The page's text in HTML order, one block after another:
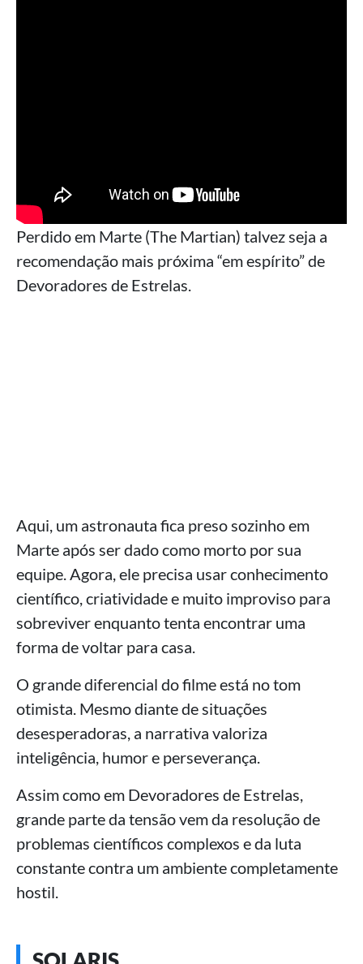
Perdido em Marte (The Martian) talvez seja a
recomendação mais próxima “em espírito” de
Devoradores de Estrelas.
Aqui, um astronauta fica preso sozinho em
Marte após ser dado como morto por sua
equipe. Agora, ele precisa usar conhecimento
científico, criatividade e muito improviso para
sobreviver enquanto tenta encontrar uma
forma de voltar para casa.
O grande diferencial do filme está no tom
otimista. Mesmo diante de situações
desesperadoras, a narrativa valoriza
inteligência, humor e perseverança.
Assim como em Devoradores de Estrelas,
grande parte da tensão vem da resolução de
problemas científicos complexos e da luta
constante contra um ambiente completamente
hostil.